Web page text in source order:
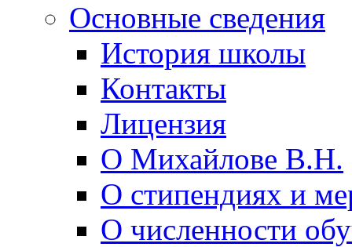
Основные сведения
История школы
Контакты
Лицензия
О Михайлове В.Н.
О стипендиях и
О численности